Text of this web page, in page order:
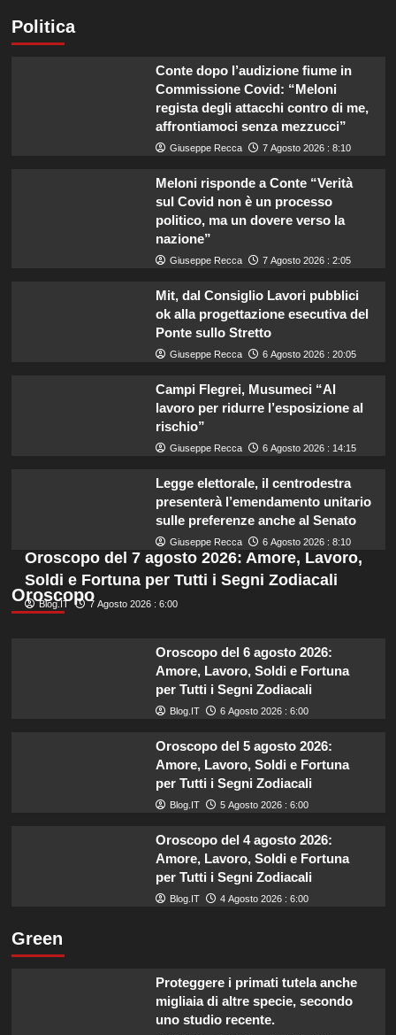
Politica
Conte dopo l’audizione fiume in
Commissione Covid: “Meloni
regista degli attacchi contro di me,
affrontiamoci senza mezzucci”
Giuseppe Recca 7 Agosto 2026 : 8:10
Meloni risponde a Conte “Verità
sul Covid non è un processo
politico, ma un dovere verso la
nazione”
Giuseppe Recca 7 Agosto 2026 : 2:05
Mit, dal Consiglio Lavori pubblici
ok alla progettazione esecutiva del
Ponte sullo Stretto
Giuseppe Recca 6 Agosto 2026 : 20:05
Campi Flegrei, Musumeci “Al
lavoro per ridurre l’esposizione al
rischio”
Giuseppe Recca 6 Agosto 2026 : 14:15
Legge elettorale, il centrodestra
presenterà l’emendamento unitario
sulle preferenze anche al Senato
Giuseppe Recca 6 Agosto 2026 : 8:10
Oroscopo
Oroscopo del 7 agosto 2026: Amore, Lavoro,
Soldi e Fortuna per Tutti i Segni Zodiacali
Blog.IT 7 Agosto 2026 : 6:00
Oroscopo del 6 agosto 2026:
Amore, Lavoro, Soldi e Fortuna
per Tutti i Segni Zodiacali
Blog.IT 6 Agosto 2026 : 6:00
Oroscopo del 5 agosto 2026:
Amore, Lavoro, Soldi e Fortuna
per Tutti i Segni Zodiacali
Blog.IT 5 Agosto 2026 : 6:00
Oroscopo del 4 agosto 2026:
Amore, Lavoro, Soldi e Fortuna
per Tutti i Segni Zodiacali
Blog.IT 4 Agosto 2026 : 6:00
Green
Proteggere i primati tutela anche
migliaia di altre specie, secondo
uno studio recente.